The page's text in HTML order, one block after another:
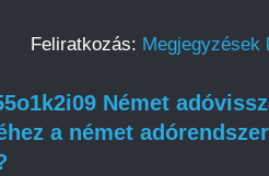
Feliratkozás: Megjegyzések
Német
a német